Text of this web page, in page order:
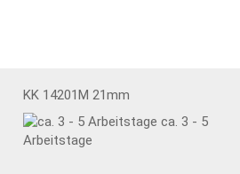
KK 14201M 21mm
ca. 3 - 5
Arbeitstage